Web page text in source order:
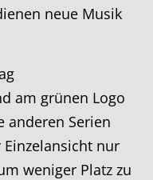
neue Musik
am grünen Logo
anderen Serien
nur
weniger Platz zu